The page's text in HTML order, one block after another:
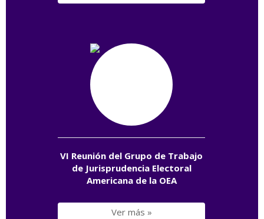
VI Reunión del Grupo de Trabajo
de Jurisprudencia Electoral
Americana de la OEA
Ver más »